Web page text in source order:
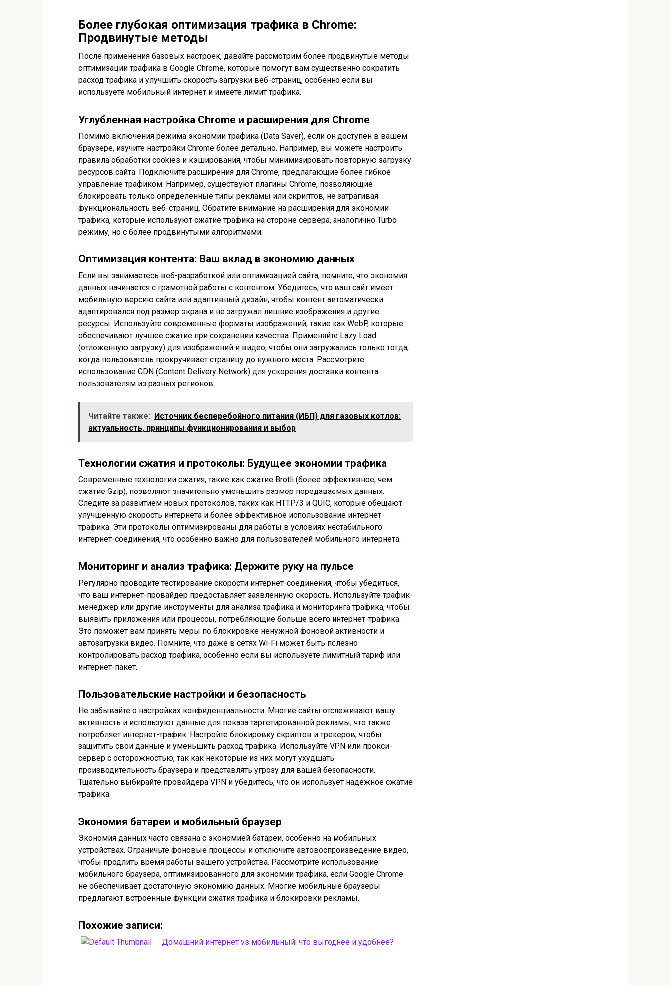
Более глубокая оптимизация трафика в Chrome:
Продвинутые методы
После применения базовых настроек, давайте рассмотрим более продвинутые методы
оптимизации трафика в Google Chrome, которые помогут вам существенно сократить
расход трафика и улучшить скорость загрузки веб-страниц, особенно если вы
используете мобильный интернет и имеете лимит трафика.
Углубленная настройка Chrome и расширения для Chrome
Помимо включения режима экономии трафика (Data Saver), если он доступен в вашем
браузере, изучите настройки Chrome более детально. Например, вы можете настроить
правила обработки cookies и кэширования, чтобы минимизировать повторную загрузку
ресурсов сайта. Подключите расширения для Chrome, предлагающие более гибкое
управление трафиком. Например, существуют плагины Chrome, позволяющие
блокировать только определенные типы рекламы или скриптов, не затрагивая
функциональность веб-страниц. Обратите внимание на расширения для экономии
трафика, которые используют сжатие трафика на стороне сервера, аналогично Turbo
режиму, но с более продвинутыми алгоритмами.
Оптимизация контента: Ваш вклад в экономию данных
Если вы занимаетесь веб-разработкой или оптимизацией сайта, помните, что экономия
данных начинается с грамотной работы с контентом. Убедитесь, что ваш сайт имеет
мобильную версию сайта или адаптивный дизайн, чтобы контент автоматически
адаптировался под размер экрана и не загружал лишние изображения и другие
ресурсы. Используйте современные форматы изображений, такие как WebP, которые
обеспечивают лучшее сжатие при сохранении качества. Применяйте Lazy Load
(отложенную загрузку) для изображений и видео, чтобы они загружались только тогда,
когда пользователь прокручивает страницу до нужного места. Рассмотрите
использование CDN (Content Delivery Network) для ускорения доставки контента
пользователям из разных регионов.
Читайте также: Источник бесперебойного питания (ИБП) для газовых котлов:
актуальность, принципы функционирования и выбор
Технологии сжатия и протоколы: Будущее экономии трафика
Современные технологии сжатия, такие как сжатие Brotli (более эффективное, чем
сжатие Gzip), позволяют значительно уменьшить размер передаваемых данных.
Следите за развитием новых протоколов, таких как HTTP/3 и QUIC, которые обещают
улучшенную скорость интернета и более эффективное использование интернет-
трафика. Эти протоколы оптимизированы для работы в условиях нестабильного
интернет-соединения, что особенно важно для пользователей мобильного интернета.
Мониторинг и анализ трафика: Держите руку на пульсе
Регулярно проводите тестирование скорости интернет-соединения, чтобы убедиться,
что ваш интернет-провайдер предоставляет заявленную скорость. Используйте трафик-
менеджер или другие инструменты для анализа трафика и мониторинга трафика, чтобы
выявить приложения или процессы, потребляющие больше всего интернет-трафика.
Это поможет вам принять меры по блокировке ненужной фоновой активности и
автозагрузки видео. Помните, что даже в сетях Wi-Fi может быть полезно
контролировать расход трафика, особенно если вы используете лимитный тариф или
интернет-пакет.
Пользовательские настройки и безопасность
Не забывайте о настройках конфиденциальности. Многие сайты отслеживают вашу
активность и используют данные для показа таргетированной рекламы, что также
потребляет интернет-трафик. Настройте блокировку скриптов и трекеров, чтобы
защитить свои данные и уменьшить расход трафика. Используйте VPN или прокси-
сервер с осторожностью, так как некоторые из них могут ухудшать
производительность браузера и представлять угрозу для вашей безопасности.
Тщательно выбирайте провайдера VPN и убедитесь, что он использует надежное сжатие
трафика.
Экономия батареи и мобильный браузер
Экономия данных часто связана с экономией батареи, особенно на мобильных
устройствах. Ограничьте фоновые процессы и отключите автовоспроизведение видео,
чтобы продлить время работы вашего устройства. Рассмотрите использование
мобильного браузера, оптимизированного для экономии трафика, если Google Chrome
не обеспечивает достаточную экономию данных. Многие мобильные браузеры
предлагают встроенные функции сжатия трафика и блокировки рекламы.
Похожие записи:
Домашний интернет vs мобильный: что выгоднее и удобнее?